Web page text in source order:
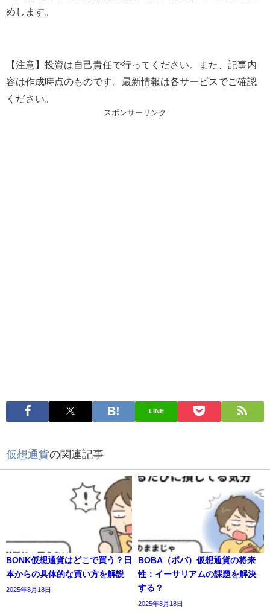
めします。
【注意】投資は自己責任で行ってください。また、記事内
容は作成時点のものです。最新情報は各サービスでご確認
ください。
スポンサーリンク
LINE
仮想通貨の関連記事
BONK仮想通貨はどこで買う？日
本からの具体的な買い方を解説
2025年8月18日
BOBA（ボバ）仮想通貨の将来
性：イーサリアムの課題を解決
する？
2025年8月18日